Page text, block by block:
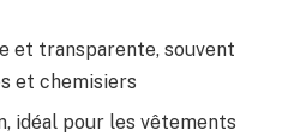
et transparente, souvent
et chemisiers
idéal pour les vêtements